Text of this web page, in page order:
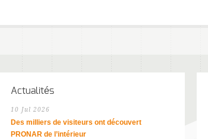
Actualités
10 Jul 2026
Des milliers de visiteurs ont découvert
PRONAR de l’intérieur